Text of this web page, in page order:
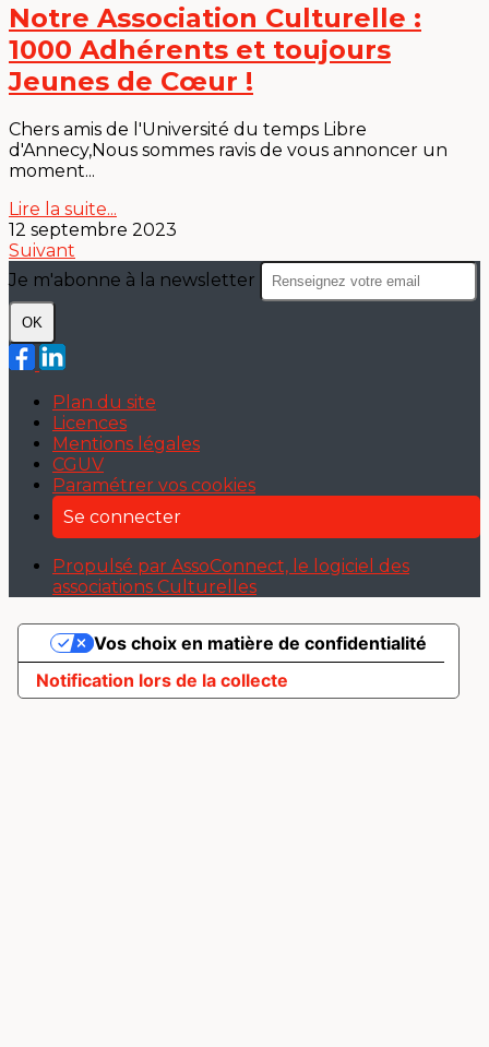
Notre Association Culturelle :
1000 Adhérents et toujours
Jeunes de Cœur !
Chers amis de l'Université du temps Libre
d'Annecy,Nous sommes ravis de vous annoncer un
moment...
Lire la suite...
12 septembre 2023
Suivant
Je m'abonne à la newsletter
OK
Plan du site
Licences
Mentions légales
CGUV
Paramétrer vos cookies
Se connecter
Propulsé par AssoConnect, le logiciel des
associations Culturelles
Notification lors de la collecte
Vos choix en matière de confidentialité